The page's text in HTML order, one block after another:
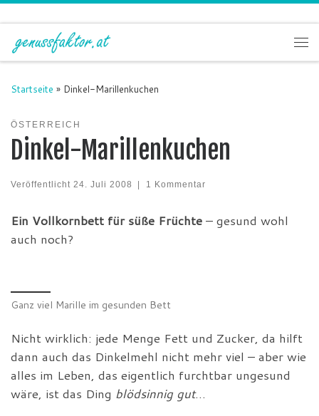
Zum Inhalt springen
Startseite » Dinkel-Marillenkuchen
ÖSTERREICH
Dinkel-Marillenkuchen
Veröffentlicht 24. Juli 2008 1 Kommentar
Ein Vollkornbett für süße Früchte – gesund wohl
auch noch?
Ganz viel Marille im gesunden Bett
Nicht wirklich: jede Menge Fett und Zucker, da hilft
dann auch das Dinkelmehl nicht mehr viel – aber wie
alles im Leben, das eigentlich furchtbar ungesund
wäre, ist das Ding blödsinnig gut…